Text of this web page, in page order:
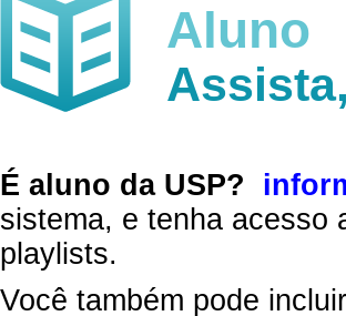
Aluno
É aluno da USP?
sistema, e tenha acesso
playlists.
Você também pode